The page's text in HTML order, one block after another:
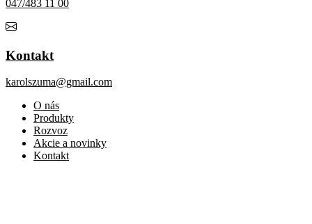
047/483 11 00
Kontakt
karolszuma@gmail.com
O nás
Produkty
Rozvoz
Akcie a novinky
Kontakt